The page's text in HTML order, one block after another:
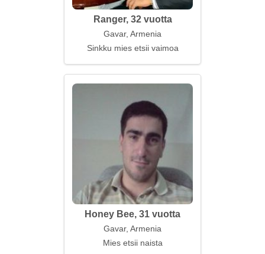
Ranger, 32 vuotta
Gavar, Armenia
Sinkku mies etsii vaimoa
Honey Bee, 31 vuotta
Gavar, Armenia
Mies etsii naista